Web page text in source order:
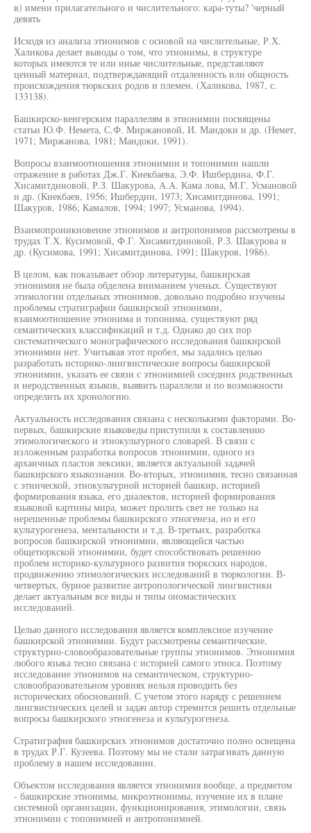
в) имени прилагательного и числительного: кара-туты? 'черный
девять
Исходя из анализа этнонимов с основой на числительные, Р.Х.
Халикова делает выводы о том, что этнонимы, в структуре
которых имеются те или иные числительные, представляют
ценный материал, подтверждающий отдаленность или общность
происхождения тюркских родов и племен. (Халикова, 1987, с.
133138).
Башкирско-венгерским параллелям в этнонимии посвящены
статьи Ю.Ф. Немета, С.Ф. Миржановой, И. Мандоки и др. (Немет,
1971; Миржанова, 1981; Мандоки, 1991).
Вопросы взаимоотношения этнонимии и топонимии нашли
отражение в работах Дж.Г. Киекбаева, Э.Ф. Ишбердина, Ф.Г.
Хисамитдиновой, Р.З. Шакурова, A.A. Кама лова, М.Г. Усмановой
и др. (Киекбаев, 1956; Ишбердин, 1973; Хисамитдинова, 1991;
Шакуров, 1986; Камалов, 1994; 1997; Усманова, 1994).
Взаимопроникновение этнонимов и антропонимов рассмотрены в
трудах Т.Х. Кусимовой, Ф.Г. Хисамитдиновой, Р.З. Шакурова и
др. (Кусимова, 1991; Хисамитдинова, 1991; Шакуров, 1986).
В целом, как показывает обзор литературы, башкирская
этнонимия не была обделена вниманием ученых. Существуют
этимологии отдельных этнонимов, довольно подробно изучены
проблемы стратиграфии башкирской этнонимии,
взаимоотношение этнонима и топонима, существуют ряд
семантических классификаций и т.д. Однако до сих пор
систематического монографического исследования башкирской
этнонимии нет. Учитывая этот пробел, мы задались целью
разработать историко-лингвистические вопросы башкирской
этнонимии, указать ее связи с этнонимией соседних родственных
и неродственных языков, выявить параллели и по возможности
определить их хронологию.
Актуальность исследования связана с несколькими факторами. Во-
первых, башкирские языковеды приступили к составлению
этимологического и этнокультурного словарей. В связи с
изложенным разработка вопросов этнонимии, одного из
архаичных пластов лексики, является актуальной задачей
башкирского языкознания. Во-вторых, этнонимия, тесно связанная
с этнической, этнокультурной историей башкир, историей
формирования языка, его диалектов, историей формирования
языковой картины мира, может пролить свет не только на
нерешенные проблемы башкирского этногенеза, но и его
культурогенеза, ментальности и т.д. В-третьих, разработка
вопросов башкирской этнонимии, являющейся частью
общетюркской этнонимии, будет способствовать решению
проблем историко-культурного развития тюркских народов,
продвижению этимологических исследований в тюркологии. В-
четвертых, бурное развитие антропологической лингвистики
делает актуальным все виды и типы ономастических
исследований.
Целью данного исследования является комплексное изучение
башкирской этнонимии. Будут рассмотрены семантические,
структурно-словообразовательные группы этнонимов. Этнонимия
любого языка тесно связана с историей самого этноса. Поэтому
исследование этнонимов на семантическом, структурно-
словообразовательном уровнях нельзя проводить без
исторических обоснований. С учетом этого наряду с решением
лингвистических целей и задач автор стремится решить отдельные
вопросы башкирского этногенеза и культурогенеза.
Стратиграфия башкирских этнонимов достаточно полно освещена
в трудах Р.Г. Кузеева. Поэтому мы не стали затрагивать данную
проблему в нашем исследовании.
Объектом исследования является этнонимия вообще, а предметом
- башкирские этнонимы, микроэтнонимы, изучение их в плане
системной организации, функционирования, этимологии, связь
этнонимии с топонимией и антропонимией.